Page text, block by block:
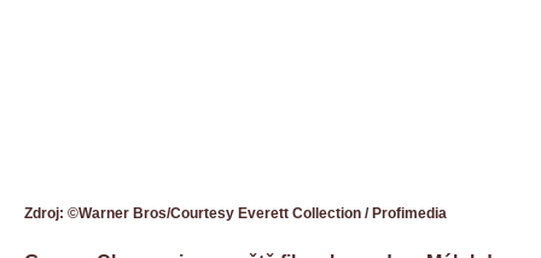
Zdroj: ©Warner Bros/Courtesy Everett Collection / Profimedia